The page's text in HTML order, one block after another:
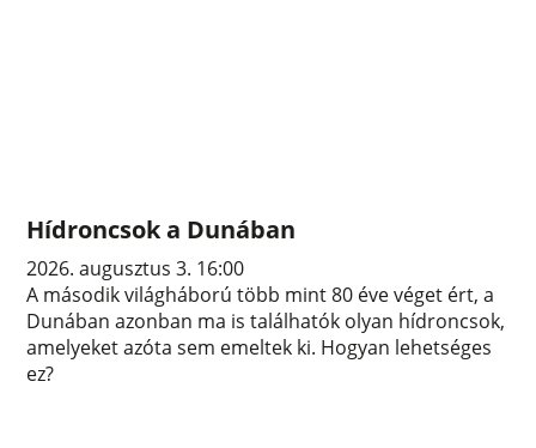
Hídroncsok a Dunában
2026. augusztus 3. 16:00
A második világháború több mint 80 éve véget ért, a
Dunában azonban ma is találhatók olyan hídroncsok,
amelyeket azóta sem emeltek ki. Hogyan lehetséges
ez?